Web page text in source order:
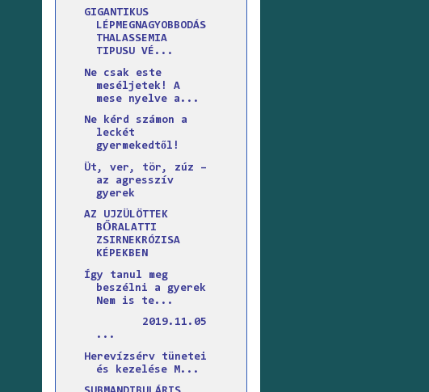
GIGANTIKUS
LÉPMEGNAGYOBBODÁS
THALASSEMIA
TIPUSU VÉ...
Ne csak este
meséljetek! A
mese nyelve a...
Ne kérd számon a
leckét
gyermekedtől!
Üt, ver, tör, zúz –
az agresszív
gyerek
AZ UJZÜLÖTTEK
BŐRALATTI
ZSIRNEKRÓZISA
KÉPEKBEN
Így tanul meg
beszélni a gyerek
Nem is te...
2019.11.05
...
Herevízsérv tünetei
és kezelése M...